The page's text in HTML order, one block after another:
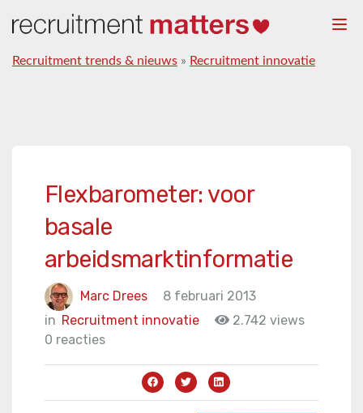
Recruitment trends & nieuws » Recruitment innovatie
Flexbarometer: voor
basale
arbeidsmarktinformatie
Marc Drees
8 februari 2013
in Recruitment innovatie
2.742 views
0 reacties